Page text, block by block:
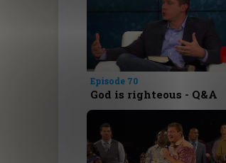
Episode 70
God is righteous - Q&A